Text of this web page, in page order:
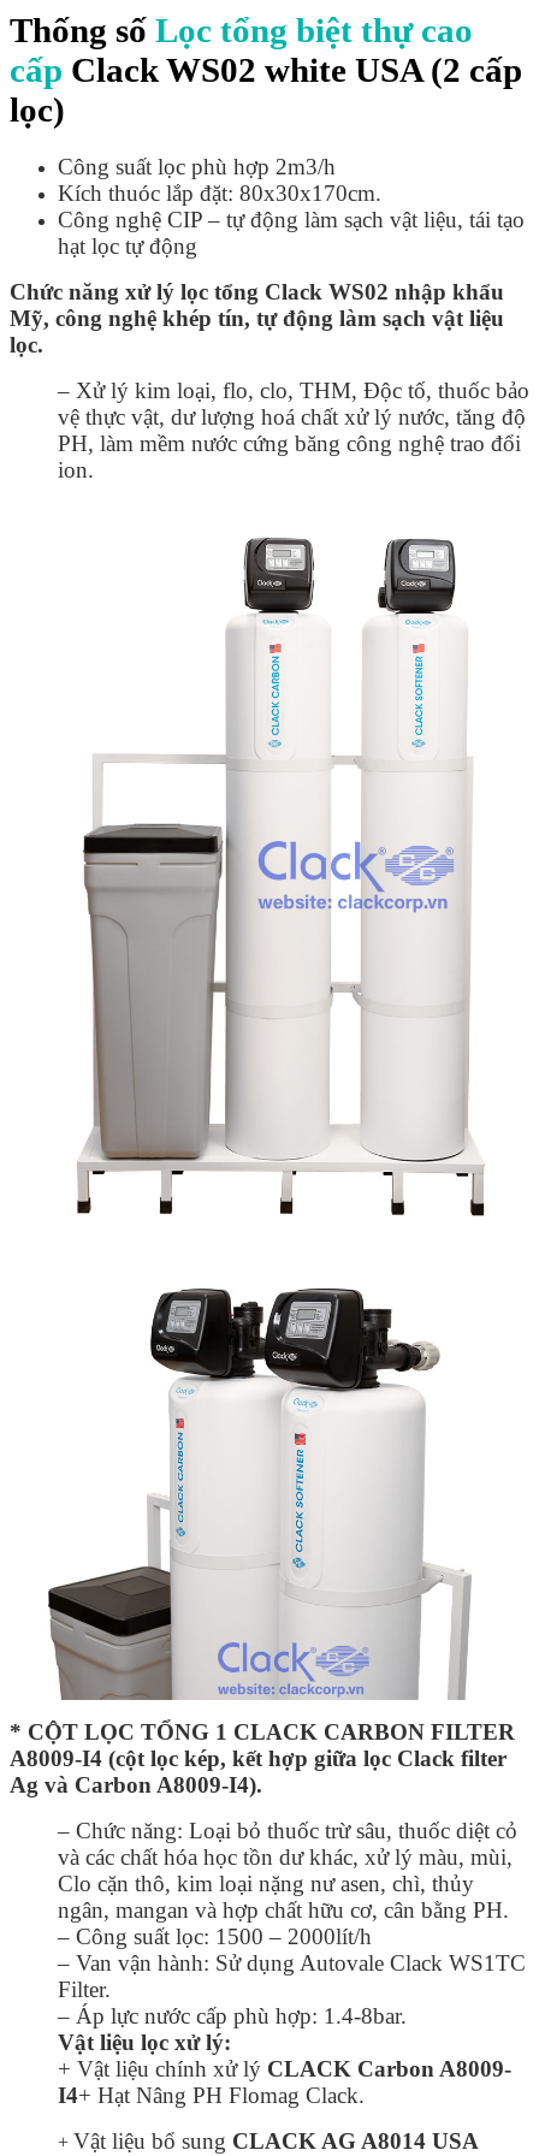
Thống số Lọc tổng biệt thự cao
cấp Clack WS02 white USA (2 cấp
lọc)
Công suất lọc phù hợp 2m3/h
Kích thuóc lắp đặt: 80x30x170cm.
Công nghệ CIP – tự động làm sạch vật liệu, tái tạo
hạt lọc tự động
Chức năng xử lý lọc tổng Clack WS02 nhập khẩu
Mỹ, công nghệ khép tín, tự động làm sạch vật liệu
lọc.
– Xử lý kim loại, flo, clo, THM, Độc tố, thuốc bảo
vệ thực vật, dư lượng hoá chất xử lý nước, tăng độ
PH, làm mềm nước cứng băng công nghệ trao đổi
ion.
* CỘT LỌC TỔNG 1 CLACK CARBON FILTER
A8009-I4 (cột lọc kép, kết hợp giữa lọc Clack filter
Ag và Carbon A8009-I4).
– Chức năng: Loại bỏ thuốc trừ sâu, thuốc diệt cỏ
và các chất hóa học tồn dư khác, xử lý màu, mùi,
Clo cặn thô, kim loại nặng nư asen, chì, thủy
ngân, mangan và hợp chất hữu cơ, cân bằng PH.
– Công suất lọc: 1500 – 2000lít/h
– Van vận hành: Sử dụng Autovale Clack WS1TC
Filter.
– Áp lực nước cấp phù hợp: 1.4-8bar.
Vật liệu lọc xử lý:
+ Vật liệu chính xử lý CLACK Carbon A8009-
I4+ Hạt Nâng PH Flomag Clack.
+ Vật liệu bổ sung CLACK AG A8014 USA